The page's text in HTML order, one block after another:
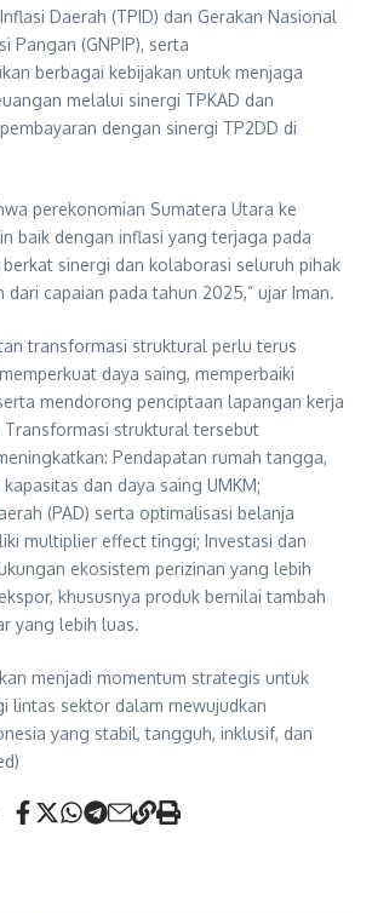
Daerah (TPID) dan Gerakan Nasional
Pangan (GNPIP), serta
berbagai kebijakan untuk menjaga
melalui sinergi TPKAD dan
dengan sinergi TP2DD di
perekonomian Sumatera Utara ke
baik dengan inflasi yang terjaga pada
berkat sinergi dan kolaborasi seluruh pihak
dari capaian pada tahun 2025,” ujar Iman.
transformasi struktural perlu terus
daya saing, memperbaiki
mendorong penciptaan lapangan kerja
Transformasi struktural tersebut
Pendapatan rumah tangga,
dan daya saing UMKM;
(PAD) serta optimalisasi belanja
multiplier effect tinggi; Investasi dan
ekosistem perizinan yang lebih
khususnya produk bernilai tambah
yang lebih luas.
menjadi momentum strategis untuk
lintas sektor dalam mewujudkan
yang stabil, tangguh, inklusif, dan